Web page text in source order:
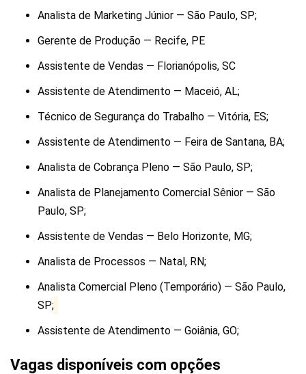
Analista de Marketing Júnior — São Paulo, SP;
Gerente de Produção — Recife, PE
Assistente de Vendas — Florianópolis, SC
Assistente de Atendimento — Maceió, AL;
Técnico de Segurança do Trabalho — Vitória, ES;
Assistente de Atendimento — Feira de Santana, BA;
Analista de Cobrança Pleno — São Paulo, SP;
Analista de Planejamento Comercial Sênior — São
Paulo, SP;
Assistente de Vendas — Belo Horizonte, MG;
Analista de Processos — Natal, RN;
Analista Comercial Pleno (Temporário) — São Paulo,
SP;
Assistente de Atendimento — Goiânia, GO;
Vagas disponíveis com opções